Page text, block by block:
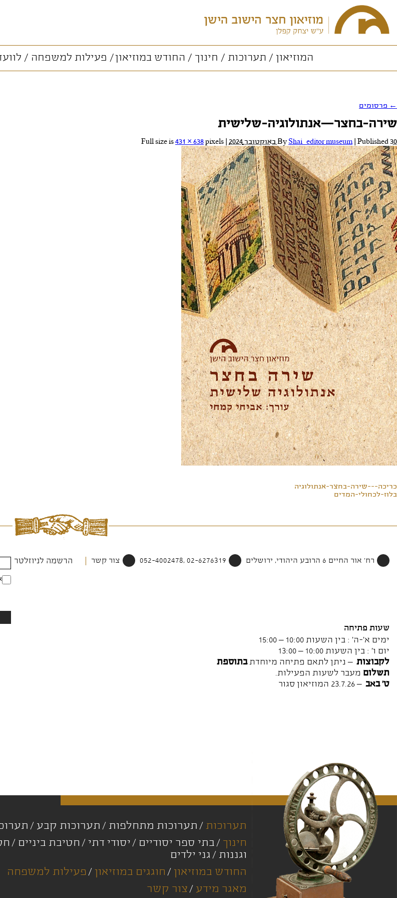
המוזיאון תערוכות חינוך החודש במוזיאון פעילות למשפחה
← פרסומים
שירה-בחצר—אנתולוגיה-שלישית
By Shai_editor museum Published30 באוקטובר 2024 431 × 638pixels
כריכה---שירה-בחצר-אנתולוגיה
בלוז-לכחולי-המדים
רח' אור החיים 6 הרובע היהודי, ירושלים 02-6276319 ,052-4002478 צור קשר הרשמה לניוזלטר
שעות פתיחה
ימים א'-ה' : בין השעות 10:00 – 15:00
יום ו' : בין השעות 10:00 – 13:00
לקבוצות – ניתן לתאם פתיחה מיוחדתבתוספת
תשלום מעבר לשעות הפעילות.
ט' באב– 23.7.26 המוזיאון סגור
תערוכות תערוכות מתחלפות תערוכות קבע
חינוך
בתי ספר יסודיים יסודי דתי חטיבת ביניים
וגננות
גני ילדים
החודש במוזיאון
חוגגים במוזיאון
פעילות למשפחה
מאגר מידע
צור קשר